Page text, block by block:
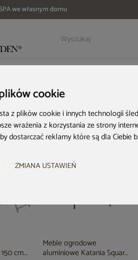
cookie
z plików cookie i innych technologii
wrażenia z korzystania ze strony
dostarczać reklamy które są dla Ciebie
ZMIANA USTAWIEŃ
we własnym domu
Opinie
cm
Meble ogrodowe
aluminiowe Katania Square